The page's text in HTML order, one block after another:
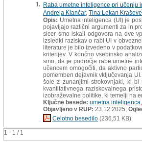
1 - 1 / 1
1. Raba umetne inteligence pri učenju
Andreja Klančar, Tina Lekan
Opis: Umetna inteligenca (UI) je
pojavljajo različni argumenti za in
sicer smo iskali odgovora na dve
izsledki raziskav o rabi UI v
literature je bilo izvedeno v
kriterijev. V končno vsebinsko
smo, da je področje rabe umetne
učencem omogočiti, da aktivno
pomemben dejavnik vključevanja
šole z zunanjimi strokovnjaki, ki
kvantitativnega raziskovalnega
izobraževalne politike, ki temelji na
Ključne besede: umetna inteligenca
Objavljeno v RUP: 23.12.2025;
Celotno besedilo (236,51 KB)